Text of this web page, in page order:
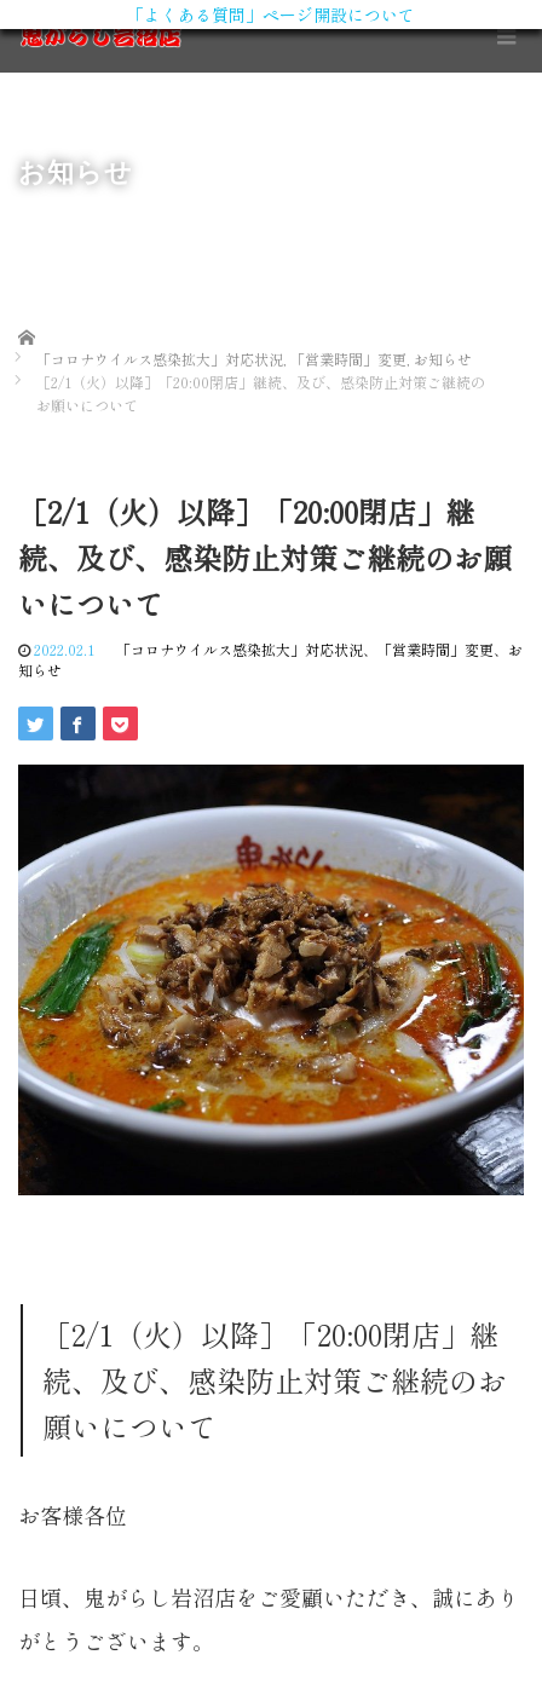
「よくある質問」ページ開設について
お知らせ
Home
「コロナウイルス感染拡大」対応状況
「営業時間」変更 お知らせ
［2/1（火）以降］「20:00閉店」継続、及び、感染防止対策ご継続の
お願いについて
［2/1（火）以降］「20:00閉店」継
続、及び、感染防止対策ご継続のお願
いについて
2022.02.1 「コロナウイルス感染拡大」対応状況、 「営業時間」変更、 お
知らせ
［2/1（火）以降］「20:00閉店」継
続、及び、感染防止対策ご継続のお
願いについて
お客様各位
日頃、鬼がらし岩沼店をご愛顧いただき、誠にあり
がとうございます。